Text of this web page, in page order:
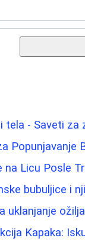
tela - Saveti za
Popunjavanje
na Licu Posle
bubuljice i
uklanjanje
Kapaka: